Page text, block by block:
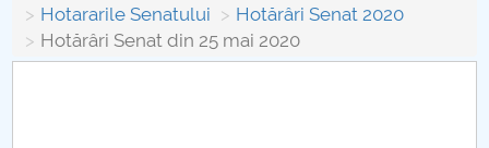
Despre Universitate
Hotararile Senatului
Hotărâri Senat 2020
Hotărâri Senat din 25 mai 2020